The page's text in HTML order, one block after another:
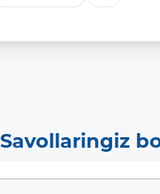
Savollaringiz